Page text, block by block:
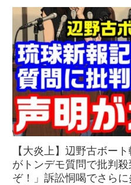
【大炎上】辺野古ボー
がトンデモ質問で批判
ぞ！」訴訟恫喝でさら